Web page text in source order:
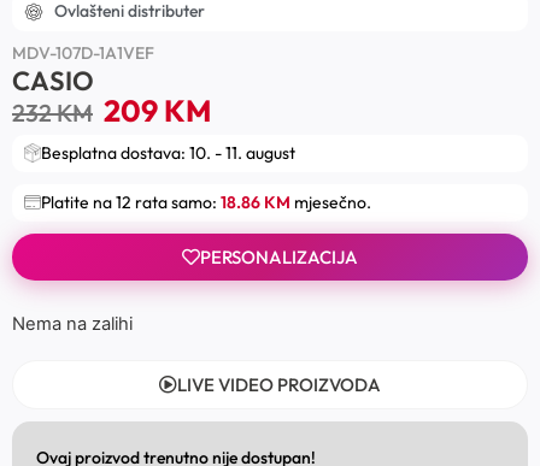
Ovlašteni distributer
MDV-107D-1A1VEF
CASIO
232KM 209KM
Besplatna dostava: 10. - 11. august
Platite na 12 rata samo: 18.86 KM mjesečno.
PERSONALIZACIJA
Nema na zalihi
LIVE VIDEO PROIZVODA
Ovaj proizvod trenutno nije dostupan!